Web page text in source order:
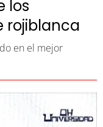
los
rojiblanca
en el mejor